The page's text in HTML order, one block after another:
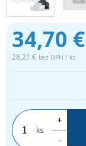
34,70 €
28,21 € bez DPH / ks
ks
+
-